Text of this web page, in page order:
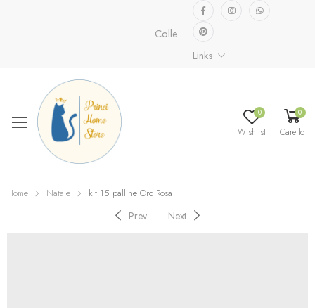
Collezione speciale già disponibile.
Links
0
Wishlist
0
Carello
Home Natale kit 15 palline Oro Rosa
Prev Next